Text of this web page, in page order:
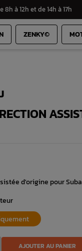
à 12h et de 14h à 17h
ZENKY©
d'origine pour
AJOUTER AU PANIER